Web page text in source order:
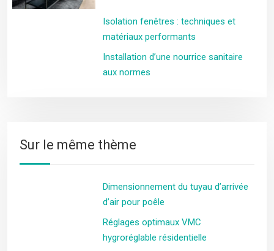
Isolation fenêtres : techniques et
matériaux performants
Installation d’une nourrice sanitaire
aux normes
Sur le même thème
Dimensionnement du tuyau d’arrivée
d’air pour poêle
Réglages optimaux VMC
hygroréglable résidentielle